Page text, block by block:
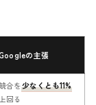
の主張
合を少なくとも11%
上回る